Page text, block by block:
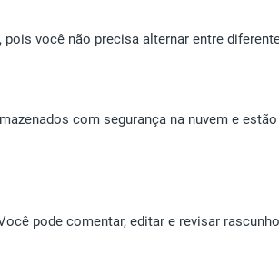
você não precisa alternar entre
com segurança na nuvem e
pode comentar, editar e revisar